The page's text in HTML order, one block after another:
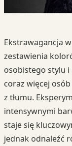
Ekstrawagancja
zestawienia
osobistego stylu
coraz więcej
z tłumu.
intensywnymi
staje się
jednak odnaleźć